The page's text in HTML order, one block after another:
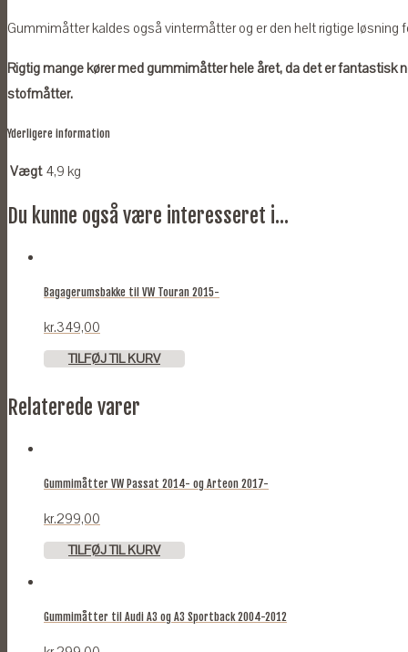
Gummimåtter kaldes også vintermåtter og er den helt rigtige løsning
Rigtig mange kører med gummimåtter hele året, da det er
stofmåtter.
Yderligere information
Vægt 4,9 kg
Du kunne også være interesseret i...
Bagagerumsbakke til VW Touran 2015-
kr.349,00
TILFØJ TIL KURV
Relaterede varer
Gummimåtter VW Passat 2014- og Arteon 2017-
kr.299,00
TILFØJ TIL KURV
Gummimåtter til Audi A3 og A3 Sportback 2004-2012